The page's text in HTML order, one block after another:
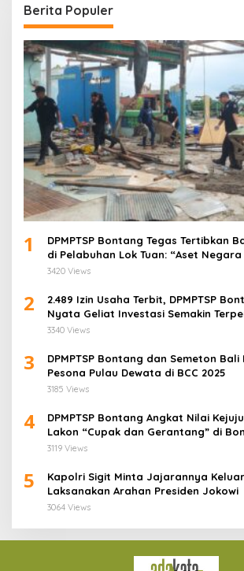
Berita Populer
1
DPMPTSP Bontang Tegas Tertibkan
di Pelabuhan Lok Tuan: “Aset Negara
Dikuasai!”
3420 Views
2
2.489 Izin Usaha Terbit, DPMPTSP
Nyata Geliat Investasi Semakin
3340 Views
3
DPMPTSP Bontang dan Semeton
Pesona Pulau Dewata di BCC 2025
3185 Views
4
DPMPTSP Bontang Angkat Nilai
Lakon “Cupak dan Gerantang” di
Carnaval 2025
3119 Views
5
Kapolri Sigit Minta Jajarannya
Laksanakan Arahan Presiden Jokowi
3064 Views